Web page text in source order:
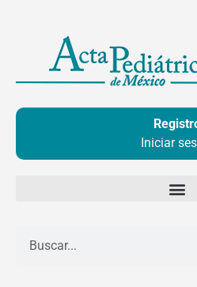
contenido
Iniciar